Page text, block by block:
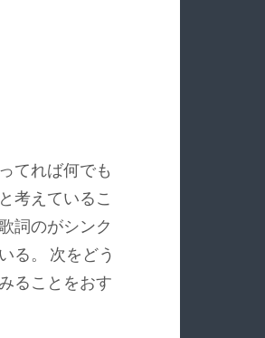
てれば何でも
考えているこ
詞のがシンク
る。 次をどう
ることをおす